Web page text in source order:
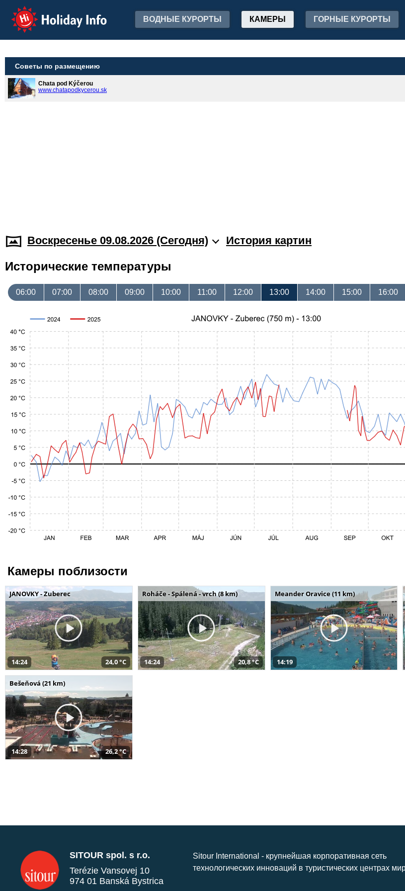
Holiday Info ВОДНЫЕ КУРОРТЫ КАМЕРЫ ГОРНЫЕ КУРОРТЫ
Советы по размещению
Chata pod Kýčerou
www.chatapodkycerou.sk
Воскресенье 09.08.2026 (Cегодня) История картин
Исторические температуры
06:00 07:00 08:00 09:00 10:00 11:00 12:00 13:00 14:00 15:00 16:00
Камеры поблизости
JANOVKY - Zuberec
14:24 24,0 °C
Roháče - Spálená - vrch (8 km)
14:24 20,8 °C
Meander Oravice (11 km)
14:19
Bešeňová (21 km)
14:28 26,2 °C
SITOUR spol. s r.o.
Terézie Vansovej 10
974 01 Banská Bystrica
Sitour International - крупнейшая корпоративная сеть
технологических инноваций в туристических центрах